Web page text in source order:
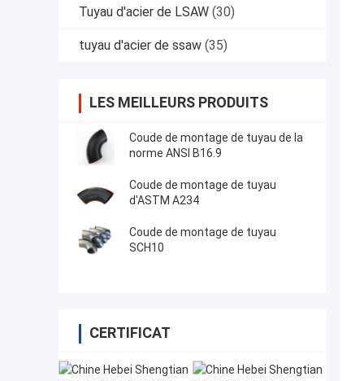
Tuyau d'acier de LSAW (30)
tuyau d'acier de ssaw (35)
LES MEILLEURS PRODUITS
Coude de montage de tuyau de la
norme ANSI B16.9
Coude de montage de tuyau
d'ASTM A234
Coude de montage de tuyau
SCH10
CERTIFICAT